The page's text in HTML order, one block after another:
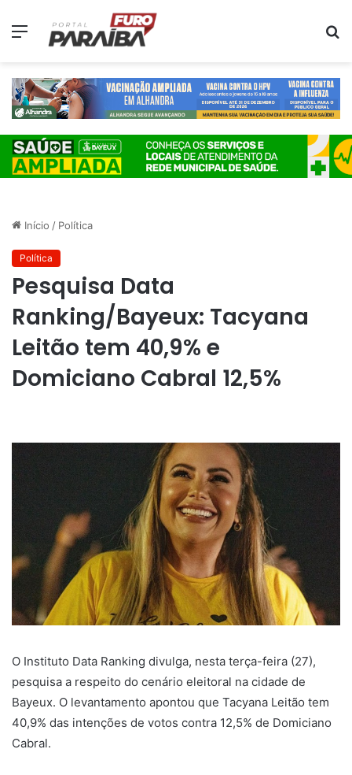
Menu
Início / Política
Política
Pesquisa Data
Ranking/Bayeux: Tacyana
Leitão tem 40,9% e
Domiciano Cabral 12,5%
O Instituto Data Ranking divulga, nesta terça-feira (27),
pesquisa a respeito do cenário eleitoral na cidade de
Bayeux. O levantamento apontou que Tacyana Leitão tem
40,9% das intenções de votos contra 12,5% de Domiciano
Cabral.